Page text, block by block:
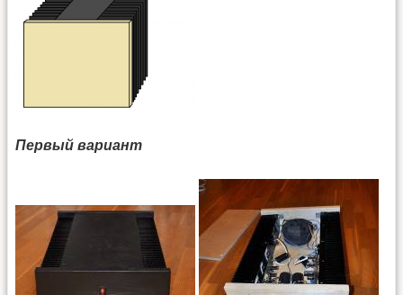
Первый вариант